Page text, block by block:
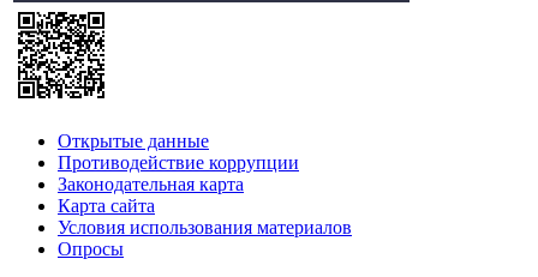
Открытые данные
Противодействие коррупции
Законодательная карта
Карта сайта
Условия использования материалов
Опросы